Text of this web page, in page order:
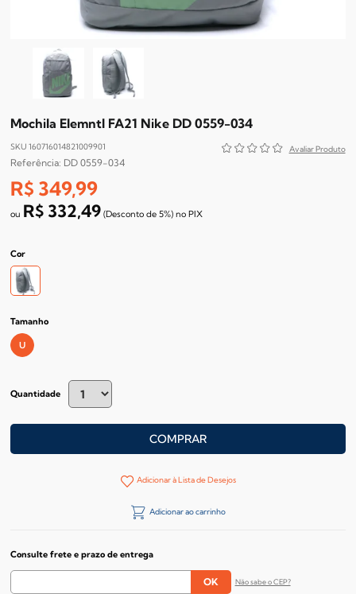
Mochila Elemntl FA21 Nike DD 0559-034
SKU 160716014821009901
DD 0559-034
R$ 349,99
R$ 332,49 (Desconto de 5%) no PIX
Cor
Tamanho
U
Quantidade
COMPRAR
Adicionar à Lista de Desejos
Adicionar ao carrinho
Consulte frete e prazo de entrega
Não sabe o CEP?